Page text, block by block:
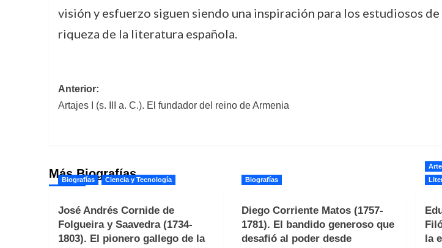
visión y esfuerzo siguen siendo una inspiración para los estudiosos
riqueza de la literatura española.
Navegación
de
Anterior:
Artajes I (s. III a. C.). El fundador del reino de Armenia
Más Biografías
Biografías Ciencia y Tecnología
José Andrés Cornide de
Folgueira y Saavedra (1734-
1803). El pionero gallego de la
Biografías
Diego Corriente Matos (1757-
1781). El bandido generoso que
desafió al poder desde
la